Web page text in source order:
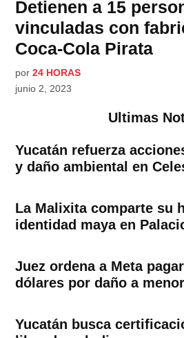
Detienen a 15
vinculadas con
Coca-Cola Pirata
por 24 HORAS
junio 2, 2023
Ultimas
Yucatán refuerza
y daño ambiental en
La Malixita comparte su
identidad maya en
Juez ordena a Meta
dólares por daño a
Yucatán busca